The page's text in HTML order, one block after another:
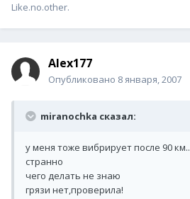
Like.no.other.
Alex177
Опубликовано 8 января, 2007
miranochka сказал:
у меня тоже вибрирует после 90 км..
странно
чего делать не знаю
грязи нет,проверила!